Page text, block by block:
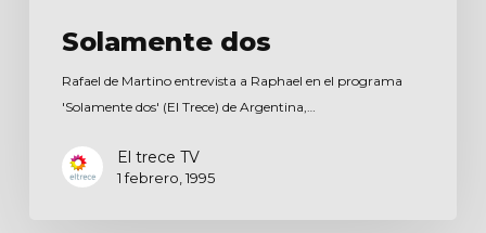
Solamente dos
Rafael de Martino entrevista a Raphael en el programa
'Solamente dos' (El Trece) de Argentina,…
El trece TV
1 febrero, 1995